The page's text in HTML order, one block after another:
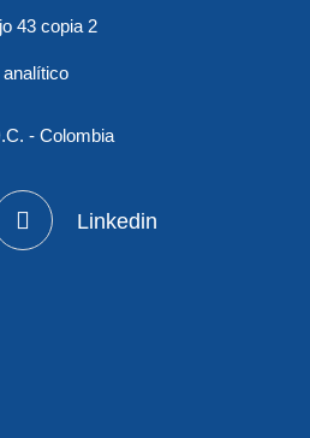
- Colombia
Linkedin